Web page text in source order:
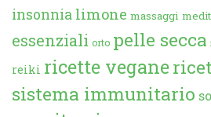
insonnia limone massaggi
essenziali orto pelle secca
reiki ricette vegane
sistema immunitario